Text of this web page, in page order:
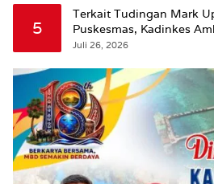
5
Terkait Tudingan Mark
Puskesmas, Kadinkes
Juli 26, 2026